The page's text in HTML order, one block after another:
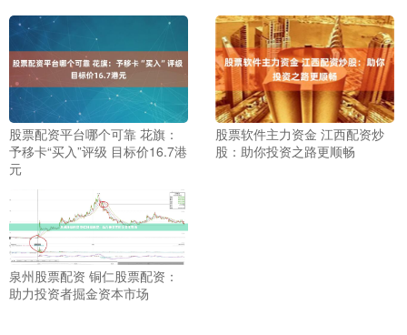
股票配资平台哪个可靠 花旗：
予移卡“买入”评级 目标价16.7港
元
股票软件主力资金 江西配资炒
股：助你投资之路更顺畅
泉州股票配资 铜仁股票配资：
助力投资者掘金资本市场